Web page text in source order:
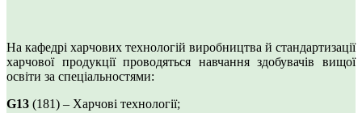
На кафедрі харчових технологій виробництва й стандартизації
харчової продукції проводяться навчання здобувачів вищої
освіти за спеціальностями:
G13 (181) – Харчові технології;